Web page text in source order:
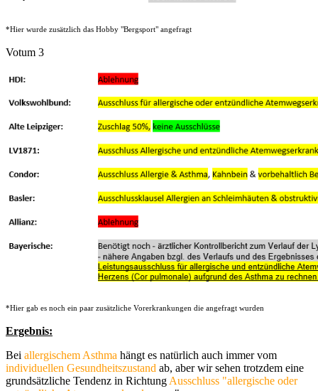
*Hier wurde zusätzlich das Hobby "Bergsport" angefragt
Votum 3
*Hier gab es noch ein paar zusätzliche Vorerkrankungen die angefragt wurden
Ergebnis:
Bei allergischem Asthma hängt es natürlich auch immer vom
individuellen Gesundheitszustand ab, aber wir sehen trotzdem eine
grundsätzliche Tendenz in Richtung Ausschluss "allergische oder